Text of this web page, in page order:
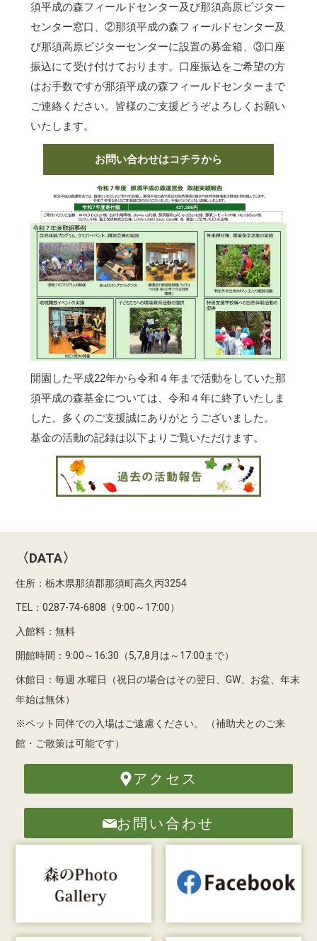
須平成の森フィールドセンター及び那須高原ビジター
センター窓口、②那須平成の森フィールドセンター及
び那須高原ビジターセンターに設置の募金箱、③口座
振込にて受け付けております。口座振込をご希望の方
はお手数ですが那須平成の森フィールドセンターまで
ご連絡ください。皆様のご支援どうぞよろしくお願い
いたします。
お問い合わせはコチラから
開園した平成22年から令和４年まで活動をしていた那
須平成の森基金については、令和４年に終了いたしま
した。多くのご支援誠にありがとうございました。
基金の活動の記録は以下よりご覧いただけます。
〈DATA〉
住所：栃木県那須郡那須町高久丙3254
TEL：0287-74-6808（9:00～17:00）
入館料：無料
開館時間：9:00～16:30（5,7,8月は～17:00まで）
休館日：毎週 水曜日（祝日の場合はその翌日、GW、お盆、年末
年始は無休）
※ペット同伴での入場はご遠慮ください。
（補助犬とのご来
館・ご散策は可能です）
アクセス
お問い合わせ